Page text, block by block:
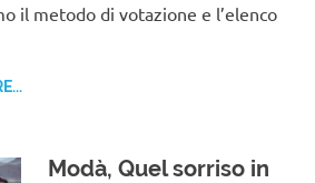
il metodo di votazione e l’elenco
Modà, Quel sorriso in